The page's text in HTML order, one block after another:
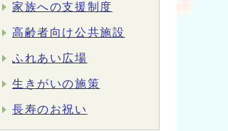
家族への支援制度
高齢者向け公共施設
ふれあい広場
生きがいの施策
長寿のお祝い